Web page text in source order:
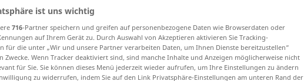
ist uns wichtig
716-Partner speichern und greifen auf personenbezogene Daten wie Browserdaten oder
auf Ihrem Gerät zu. Durch Auswahl von Akzeptieren aktivieren Sie Tracking-
für die unter „Wir und unsere Partner verarbeiten Daten, um Ihnen Dienste bereitzustellen“
Zwecke. Wenn Tracker deaktiviert sind, sind manche Inhalte und Anzeigen möglicherweise nicht
für Sie. Sie können dieses Menü jederzeit wieder aufrufen, um Ihre Einstellungen zu ändern
zu widerrufen, indem Sie auf den Link Privatsphäre-Einstellungen am unteren Rand der